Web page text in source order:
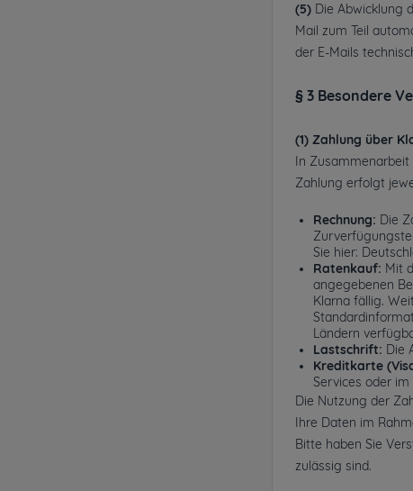
(5) Die Abwicklung
Mail zum Teil
der E-Mails
§ 3 Besondere
(1) Zahlung über
In Zusammenarbeit
Zahlung erfolgt
Rechnung: Die
Sie hier:
Ratenkauf: Mit
angegebenen
Klarna fällig.
Ländern
Lastschrift: Die
Kreditkarte
Services oder
Die Nutzung der
Ihre Daten im
Bitte haben Sie
zulässig sind.